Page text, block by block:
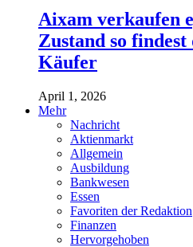
Aixam verkaufen
Zustand so
Käufer
April 1, 2026
Mehr
Nachricht
Aktienmarkt
Allgemein
Ausbildung
Bankwesen
Essen
Favoriten der Redaktion
Finanzen
Hervorgehoben